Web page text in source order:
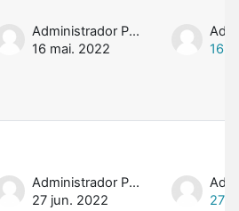
Administrador PROFMAT
16 mai. 2022
16
Administrador PROFMAT
27 jun. 2022
27